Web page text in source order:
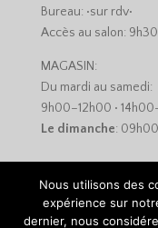
Bureau: •sur rdv•
Accès au salon:
MAGASIN:
Du mardi au samedi:
9h00–12h00 •
Le dimanche:
Nous utilisons des
expérience sur
dernier, nous